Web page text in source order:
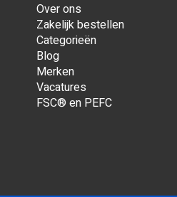
Over ons
Zakelijk bestellen
Categorieën
Blog
Merken
Vacatures
FSC® en PEFC